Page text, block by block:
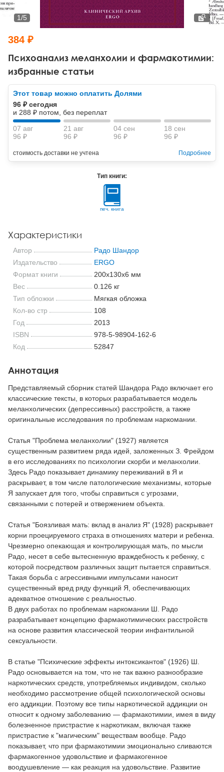
Тревожные расстройства, панические атаки
Психодрама
Другие направления психотерапии
Классический, эриксоновский гипноз и НЛП
НЛП
Психология труда и эргономика
Социальная психология
Социальная и организационная психология
Классический и юнгианский психоанализ
Психоанализ меланхолии и фармакотимии:
избранные статьи
1/5
384 ₽
Этот товар можно оплатить Долями
96 ₽ сегодня
и 288 ₽ потом, без переплат
07 авг
96 ₽
21 авг
96 ₽
04 сен
96 ₽
18 сен
96 ₽
стоимость доставки не учтена Подробнее
Тип книги:
печ. книга
Характеристики
Автор
Радо Шандор
Издательство
ERGO
Формат книги
200x130x6 мм
Вес
0.126 кг
Тип обложки
Мягкая обложка
Кол-во стр
108
Год
2013
ISBN
978-5-98904-162-6
Код
52847
Аннотация
Представляемый сборник статей Шандора Радо включает его
классические тексты, в которых разрабатывается модель
меланхолических (депрессивных) расстройств, а также
оригинальные исследования по проблемам наркомании.
Статья "Проблема меланхолии" (1927) является
существенным развитием ряда идей, заложенных З. Фрейдом
в его исследованиях по психологии скорби и меланхолии.
Здесь Радо показывает динамику переживаний в Я и
раскрывает, в том числе патологические механизмы, которые
Я запускает для того, чтобы справиться с угрозами,
связанными с потерей и отвержением объекта.
Статья "Боязливая мать: вклад в анализ Я" (1928) раскрывает
корни проецируемого страха в отношениях матери и ребенка.
Чрезмерно опекающая и контролирующая мать, по мысли
Радо, несет в себе вытесненную враждебность к ребенку, с
которой посредством различных защит пытается справиться.
Такая борьба с агрессивными импульсами наносит
существенный вред ряду функций Я, обеспечивающих
адекватное отношение с реальностью.
В двух работах по проблемам наркомании Ш. Радо
разрабатывает концепцию фармакотимических расстройств
на основе развития классической теории инфантильной
сексуальности.
В статье "Психические эффекты интоксикантов" (1926) Ш.
Радо основывается на том, что не так важно разнообразие
наркотических средств, употребляемых индивидом, сколько
необходимо рассмотрение общей психологической основы
его аддикции. Поэтому все типы наркотической аддикции он
относит к одному заболеванию — фармакотимии, имея в виду
болезненное пристрастие к наркотикам, включая также
пристрастие к "магическим" веществам вообще. Радо
показывает, что при фармакотимии эмоционально сливаются
фармакогенное удовольствие и фармакогенное
воодушевление — как реакция на удовольствие. Развитие